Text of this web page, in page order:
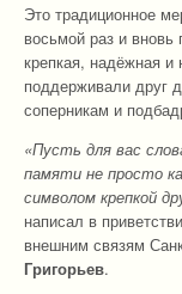
Это традиционное
восьмой раз и
крепкая, надёжная
поддерживали друг
соперникам и
«Пусть для вас
памяти не просто
символом крепкой
написал в
внешним связям
Григорьев.